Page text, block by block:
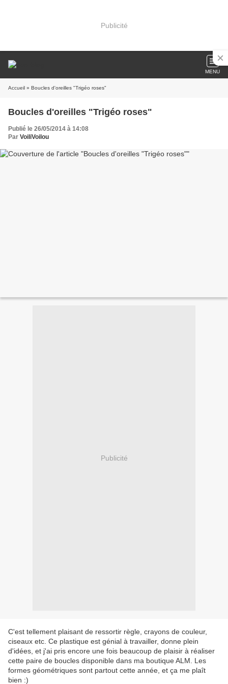
Publicité
MENU
Accueil » Boucles d'oreilles "Trigéo roses"
Boucles d'oreilles "Trigéo roses"
Publié le 26/05/2014 à 14:08
Par VoiliVoilou
Publicité
C'est tellement plaisant de ressortir règle, crayons de couleur,
ciseaux etc. Ce plastique est génial à travailler, donne plein
d'idées, et j'ai pris encore une fois beaucoup de plaisir à réaliser
cette paire de boucles disponible dans ma boutique ALM. Les
formes géométriques sont partout cette année, et ça me plaît
bien :)